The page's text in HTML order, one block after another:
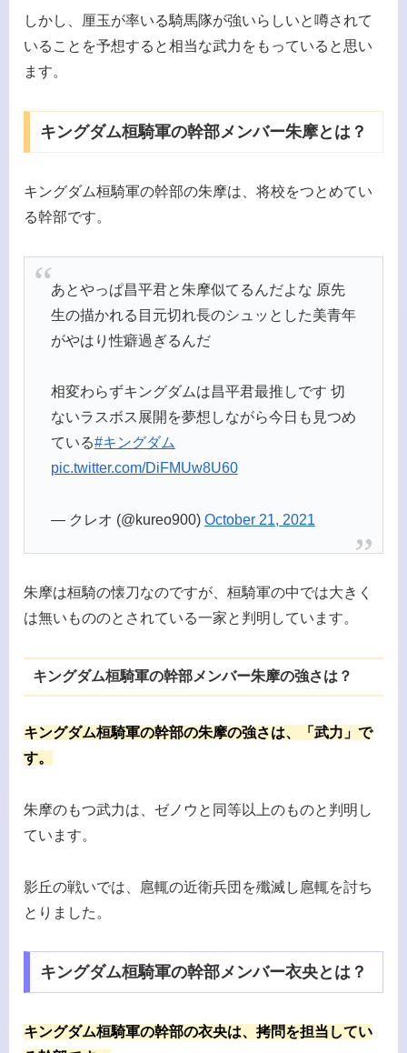
しかし、厘玉が率いる騎馬隊が強いらしいと噂されて
いることを予想すると相当な武力をもっていると思い
ます。
キングダム桓騎軍の幹部メンバー朱摩とは？
キングダム桓騎軍の幹部の朱摩は、将校をつとめてい
る幹部です。
あとやっぱ昌平君と朱摩似てるんだよな 原先
生の描かれる目元切れ長のシュッとした美青年
がやはり性癖過ぎるんだ
相変わらずキングダムは昌平君最推しです 切
ないラスボス展開を夢想しながら今日も見つめ
ている#キングダム
pic.twitter.com/DiFMUw8U60
— クレオ (@kureo900) October 21, 2021
朱摩は桓騎の懐刀なのですが、桓騎軍の中では大きく
は無いもののとされている一家と判明しています。
キングダム桓騎軍の幹部メンバー朱摩の強さは？
キングダム桓騎軍の幹部の朱摩の強さは、「武力」で
す。
朱摩のもつ武力は、ゼノウと同等以上のものと判明し
ています。
影丘の戦いでは、扈輒の近衛兵団を殲滅し扈輒を討ち
とりました。
キングダム桓騎軍の幹部メンバー衣央とは？
キングダム桓騎軍の幹部の衣央は、拷問を担当してい